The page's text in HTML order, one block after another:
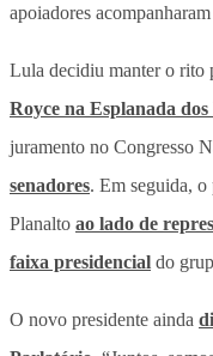
apoiadores
Lula decidiu manter o rito
Royce na Esplanada
juramento no Congresso
senadores. Em seguida, o
Planalto ao lado de
faixa presidencial do
O novo presidente ainda